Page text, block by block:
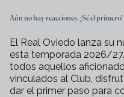
Aún no hay reacciones. ¡Sé el primero!
El Real Oviedo lanza su
esta temporada 2026/
todos aquellos
vinculados al Club,
dar el primer paso para